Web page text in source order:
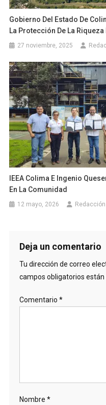
Gobierno Del Estado De
La Protección De La Riqueza
27 noviembre, 2025
IEEA Colima E Ingenio
En La Comunidad
12 mayo, 2026 Redacción
Deja un comentario
Tu dirección de correo
campos obligatorios
Comentario *
Nombre *